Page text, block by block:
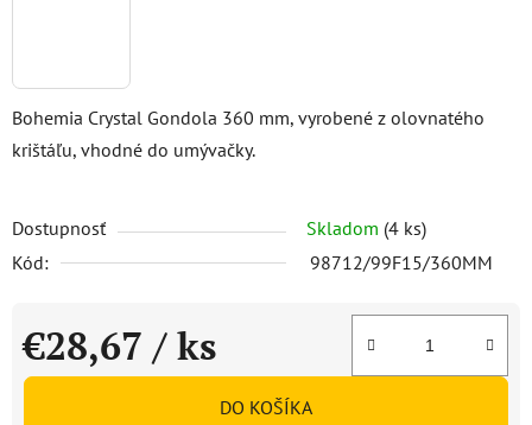
Bohemia Crystal Gondola 360 mm, vyrobené z olovnatého
krištáľu, vhodné do umývačky.
Dostupnosť Skladom (4 ks)
Kód:
98712/99F15/360MM
€28,67 / ks
Jednotková cena:
DO KOŠÍKA